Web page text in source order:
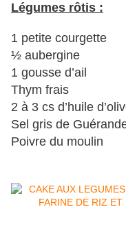
Légumes rôtis :
1 petite courgette
½ aubergine
1 gousse d’ail
Thym frais
2 à 3 cs d’huile
Sel gris de
Poivre du moulin